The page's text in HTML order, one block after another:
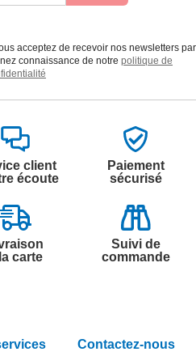
acceptez de recevoir nos newsletters par
connaissance de notre politique de
client
écoute
Paiement
sécurisé
carte
Suivi de
commande
Contactez-nous